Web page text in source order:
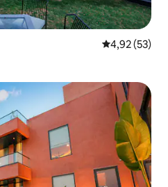
4,92 av 5 i
4,92 (53)